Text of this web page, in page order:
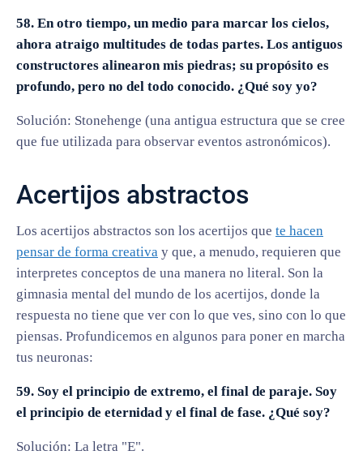
58. En otro tiempo, un medio para marcar los cielos,
ahora atraigo multitudes de todas partes. Los antiguos
constructores alinearon mis piedras; su propósito es
profundo, pero no del todo conocido. ¿Qué soy yo?
Solución: Stonehenge (una antigua estructura que se cree
que fue utilizada para observar eventos astronómicos).
Acertijos abstractos
Los acertijos abstractos son los acertijos que te hacen
pensar de forma creativa y que, a menudo, requieren que
interpretes conceptos de una manera no literal. Son la
gimnasia mental del mundo de los acertijos, donde la
respuesta no tiene que ver con lo que ves, sino con lo que
piensas. Profundicemos en algunos para poner en marcha
tus neuronas:
59. Soy el principio de extremo, el final de paraje. Soy
el principio de eternidad y el final de fase. ¿Qué soy?
Solución: La letra "E".